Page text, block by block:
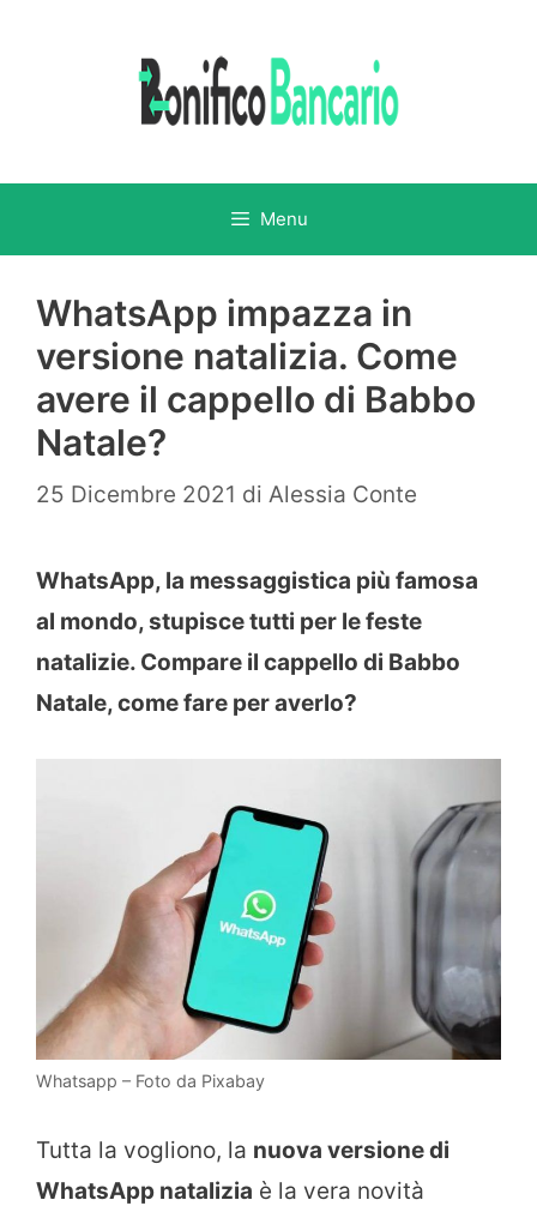
Menu
WhatsApp impazza in
versione natalizia. Come
avere il cappello di Babbo
Natale?
25 Dicembre 2021 di Alessia Conte
WhatsApp, la messaggistica più famosa
al mondo, stupisce tutti per le feste
natalizie. Compare il cappello di Babbo
Natale, come fare per averlo?
Whatsapp – Foto da Pixabay
Tutta la vogliono, la nuova versione di
WhatsApp natalizia è la vera novità